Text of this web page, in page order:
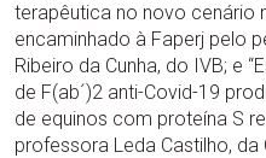
terapêutica no novo cenário
encaminhado à Faperj pelo
Ribeiro da Cunha, do IVB; e
de F(ab´)2 anti-Covid-19
de equinos com proteína S
professora Leda Castilho, da